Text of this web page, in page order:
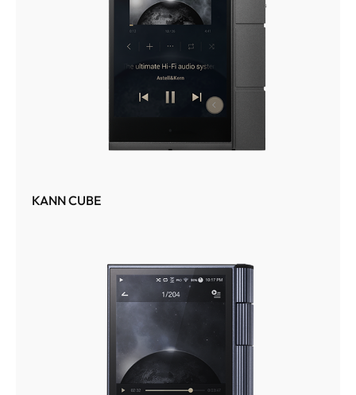
KANN CUBE